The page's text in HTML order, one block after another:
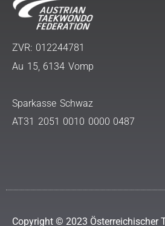
ZVR: 012244781
Au 15, 6134 Vomp
Sparkasse Schwaz
AT31 2051 0010 0000 0487
Copyright © 2023 Österreichischer